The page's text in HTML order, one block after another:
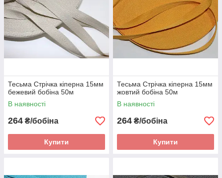
Тесьма Стрічка кіперна 15мм
бежевий бобіна 50м
В наявності
264 ₴/бобіна
Купити
Тесьма Стрічка кіперна 15мм
жовтий бобіна 50м
В наявності
264 ₴/бобіна
Купити